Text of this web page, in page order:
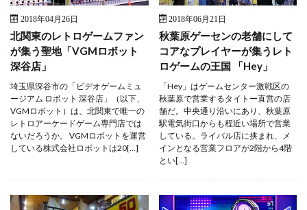
2018年04月26日
北関東のレトロゲームファン
が集う聖地「VGMロボット
深谷店」
埼玉県深谷市の「ビデオゲームミュ
ージアム ロボット 深谷店」（以下、
VGMロボット）は、北関東で唯一の
レトロアーケードゲーム専門店では
ないだろうか。 VGMロボットを運営
している株式会社ロボットは20[…]
2018年06月21日
秋葉原ゲーセンの老舗にして
コアなプレイヤーが集うレト
ロゲームの王国 「Hey」
「Hey」はゲームセンター激戦区の
秋葉原で営業するタイトー直営の店
舗だ。中央通り沿いにあり、秋葉原
駅電気街口からも程近い場所で営業
している。ライバル店に挟まれ、メ
インとなる営業フロアが2階から4階
とい[…]